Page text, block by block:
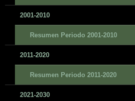
2001-2010
Resumen Periodo 2001-2010
2011-2020
Resumen Periodo 2011-2020
2021-2030